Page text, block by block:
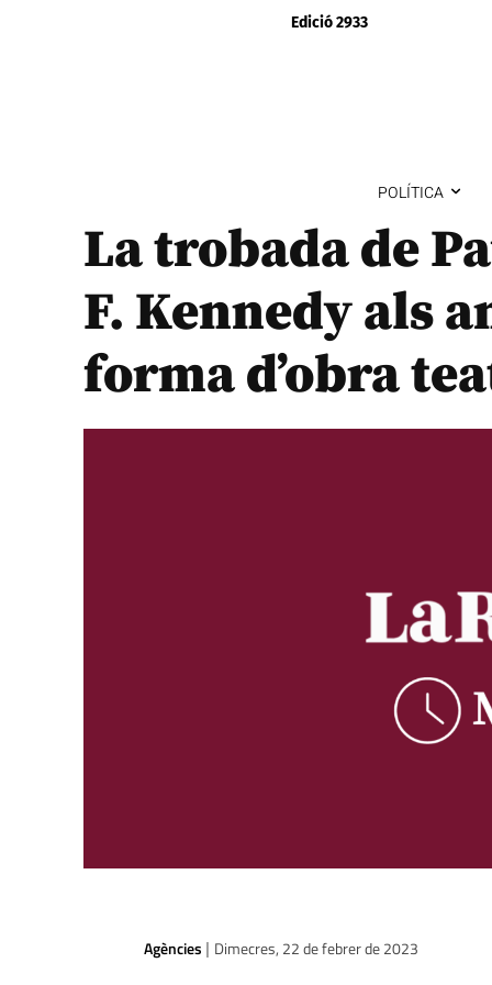
Edició 2933
POLÍTICA
La trobada de
F. Kennedy als
forma d’obra
Agències | Dimecres, 22 de febrer de 2023